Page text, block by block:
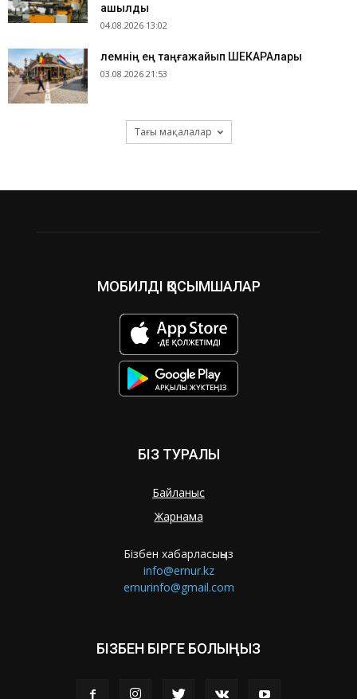
ашылды
04.08.2026 13:02
​Әлемнің ең таңғажайып ШЕКАРАлары
03.08.2026 21:53
Тағы мақалалар
МОБИЛДІ ҚОСЫМШАЛАР
БІЗ ТУРАЛЫ
Байланыс
Жарнама
Бізбен хабарласыңыз
info@ernur.kz
ernurinfo@gmail.com
БІЗБЕН БІРГЕ БОЛЫҢЫЗ